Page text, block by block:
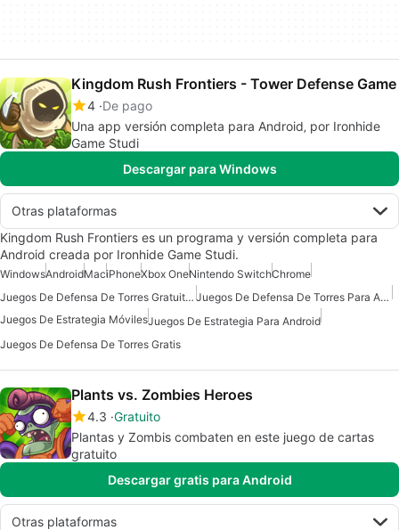
Kingdom Rush Frontiers - Tower Defense Game
4 De pago
Una app versión completa para Android‚ por Ironhide
Game Studi
Descargar para Windows
Otras plataformas
Kingdom Rush Frontiers es un programa y versión completa para
Android creada por Ironhide Game Studi.
WindowsAndroidMaciPhoneXbox OneNintendo SwitchChrome
Juegos De Defensa De Torres Gratuitos Para Android
Juegos De Defensa De Torres Para Android
Juegos De Estrategia MóvilesJuegos De Estrategia Para Android
Juegos De Defensa De Torres Gratis
Plants vs. Zombies Heroes
4.3 Gratuito
Plantas y Zombis combaten en este juego de cartas
gratuito
Descargar gratis para Android
Otras plataformas